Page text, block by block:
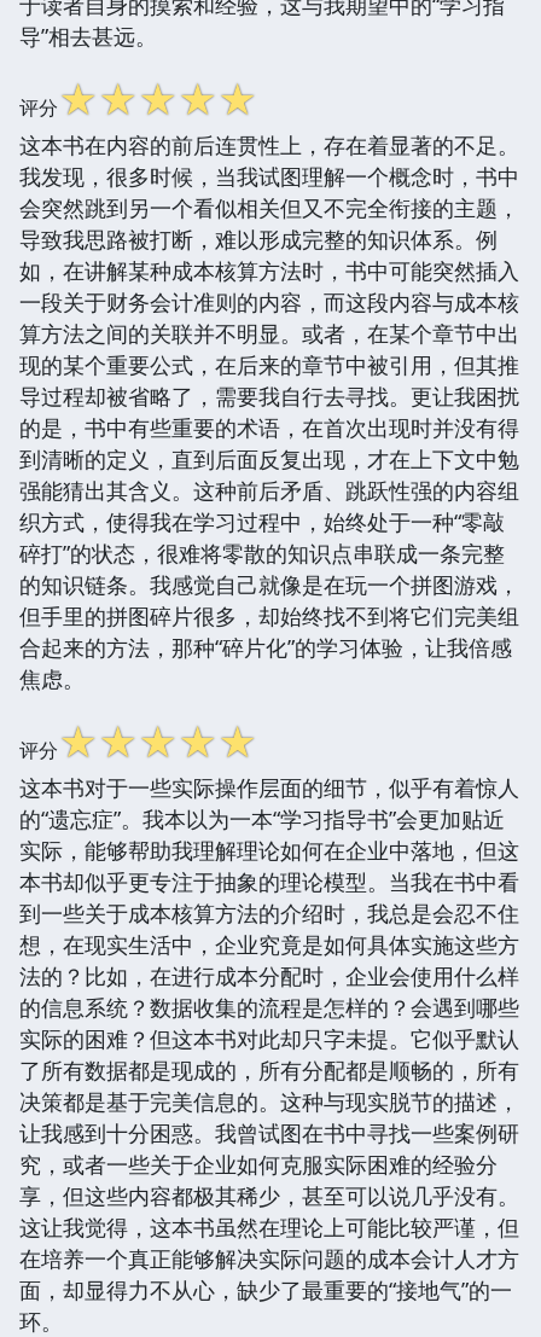
导”相去甚远。
评分☆☆☆☆☆
这本书在内容的前后连贯性上，存在着显著的不足。
我发现，很多时候，当我试图理解一个概念时，书中
会突然跳到另一个看似相关但又不完全衔接的主题，
导致我思路被打断，难以形成完整的知识体系。例
如，在讲解某种成本核算方法时，书中可能突然插入
一段关于财务会计准则的内容，而这段内容与成本核
算方法之间的关联并不明显。或者，在某个章节中出
现的某个重要公式，在后来的章节中被引用，但其推
导过程却被省略了，需要我自行去寻找。更让我困扰
的是，书中有些重要的术语，在首次出现时并没有得
到清晰的定义，直到后面反复出现，才在上下文中勉
强能猜出其含义。这种前后矛盾、跳跃性强的内容组
织方式，使得我在学习过程中，始终处于一种“零敲
碎打”的状态，很难将零散的知识点串联成一条完整
的知识链条。我感觉自己就像是在玩一个拼图游戏，
但手里的拼图碎片很多，却始终找不到将它们完美组
合起来的方法，那种“碎片化”的学习体验，让我倍感
焦虑。
评分☆☆☆☆☆
这本书对于一些实际操作层面的细节，似乎有着惊人
的“遗忘症”。我本以为一本“学习指导书”会更加贴近
实际，能够帮助我理解理论如何在企业中落地，但这
本书却似乎更专注于抽象的理论模型。当我在书中看
到一些关于成本核算方法的介绍时，我总是会忍不住
想，在现实生活中，企业究竟是如何具体实施这些方
法的？比如，在进行成本分配时，企业会使用什么样
的信息系统？数据收集的流程是怎样的？会遇到哪些
实际的困难？但这本书对此却只字未提。它似乎默认
了所有数据都是现成的，所有分配都是顺畅的，所有
决策都是基于完美信息的。这种与现实脱节的描述，
让我感到十分困惑。我曾试图在书中寻找一些案例研
究，或者一些关于企业如何克服实际困难的经验分
享，但这些内容都极其稀少，甚至可以说几乎没有。
这让我觉得，这本书虽然在理论上可能比较严谨，但
在培养一个真正能够解决实际问题的成本会计人才方
面，却显得力不从心，缺少了最重要的“接地气”的一
环。